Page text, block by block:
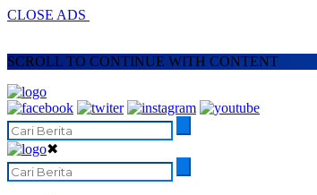
CLOSE ADS
SCROLL TO CONTINUE WITH CONTENT
✖